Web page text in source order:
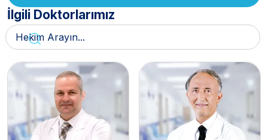
İlgili Doktorlarımız